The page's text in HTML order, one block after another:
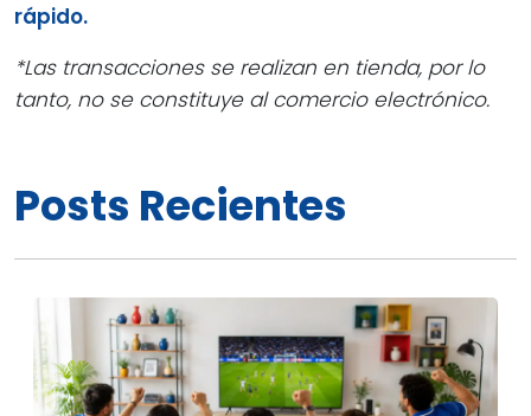
rápido.
*Las transacciones se realizan en tienda, por lo
tanto, no se constituye al comercio electrónico.
Posts Recientes